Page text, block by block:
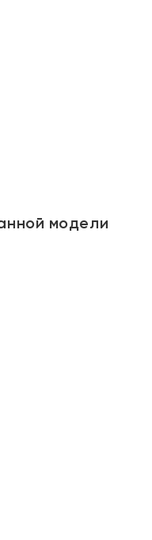
модели